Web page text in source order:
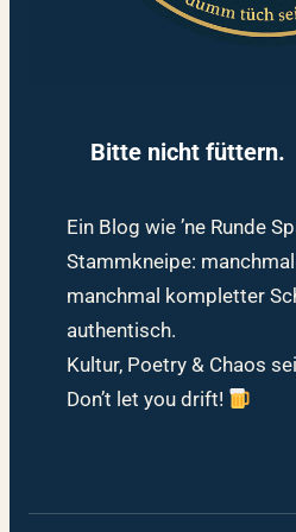
Bitte nicht füttern.
Ein Blog wie ’ne Runde
Stammkneipe:
manchmal kompletter
authentisch.
Kultur, Poetry & Chaos
Don’t let you drift!